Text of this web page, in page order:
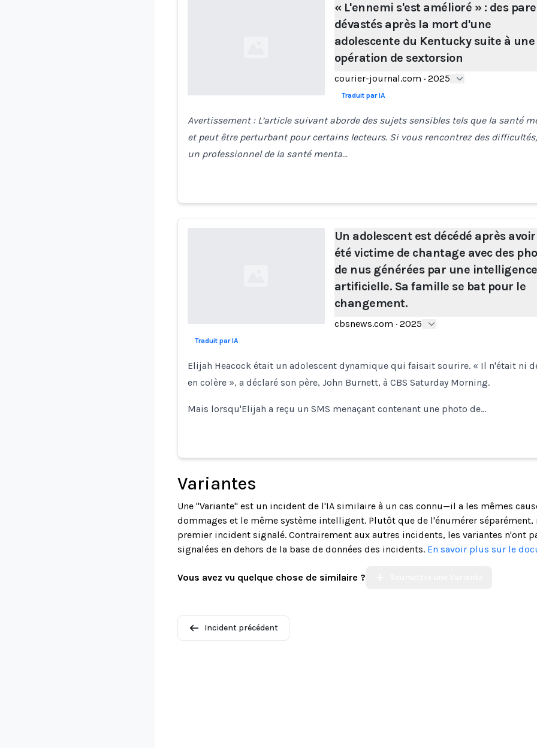
« L'ennemi s'est amélioré » : des
dévastés après la mort d'une
adolescente du Kentucky suite à une
opération de sextorsion
courier-journal.com · 2025
Traduit par IA
Avertissement : L’article suivant aborde des sujets sensibles tels que la santé
et peut être perturbant pour certains lecteurs. Si vous rencontrez des
un professionnel de la santé menta…
Un adolescent est décédé après avoir
été victime de chantage avec des
de nus générées par une intelligence
artificielle. Sa famille se bat pour le
changement.
cbsnews.com · 2025
Traduit par IA
Elijah Heacock était un adolescent dynamique qui faisait sourire. « Il n'était ni
en colère », a déclaré son père, John Burnett, à CBS Saturday Morning.
Mais lorsqu'Elijah a reçu un SMS menaçant contenant une photo de…
Variantes
Une "Variante" est un incident de l'IA similaire à un cas connu—il a les mêmes
dommages et le même système intelligent. Plutôt que de l'énumérer
premier incident signalé. Contrairement aux autres incidents, les variantes n'ont
signalées en dehors de la base de données des incidents. En savoir plus sur le
Vous avez vu quelque chose de similaire ?
Incident précédent